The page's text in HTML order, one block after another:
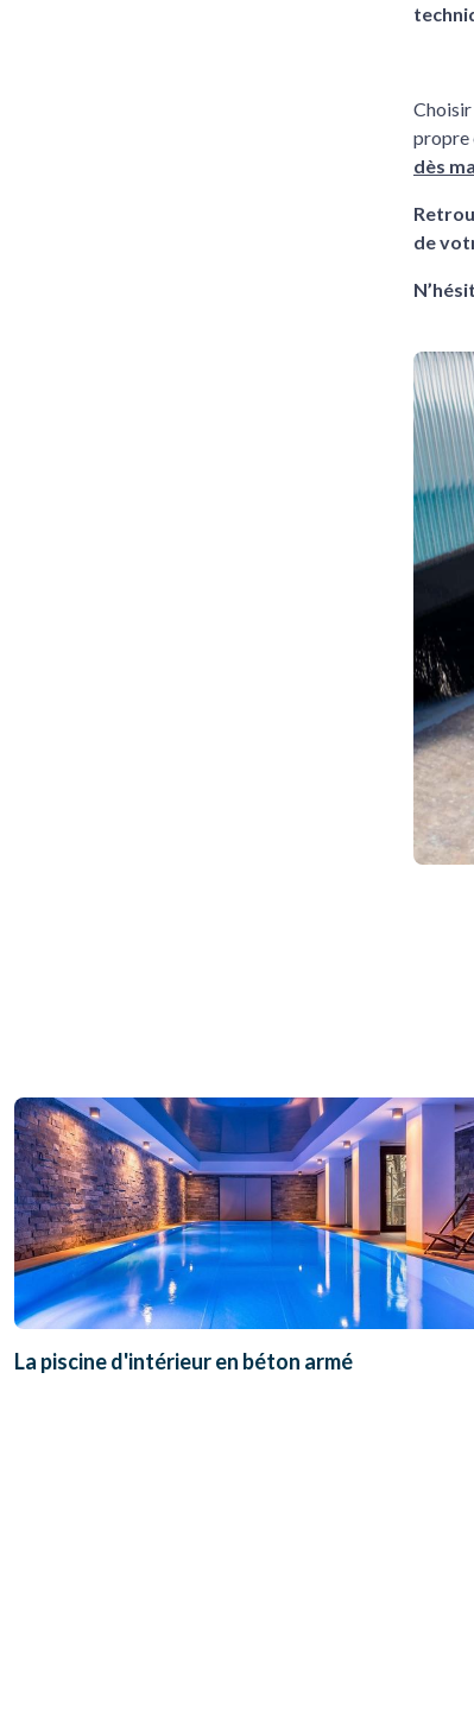
propre
dès
de
La piscine d'intérieur en béton armé